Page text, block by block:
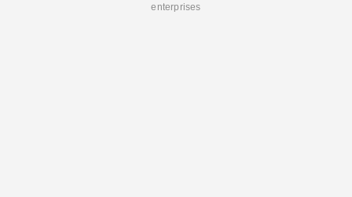
enterprises